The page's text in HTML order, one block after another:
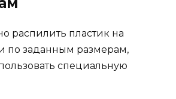
распилить пластик на
по заданным размерам,
специальную